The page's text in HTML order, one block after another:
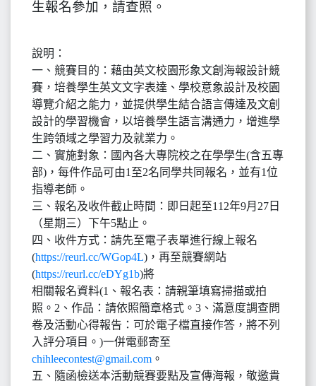
生報名參加，請查照。
說明：
一、競賽目的：藉由英文校園形象文創海報設計競
賽，培養學生英文文字表達、學校意象設計及校園
導覽介紹之能力，並提供學生結合語言傳達及文創
設計的學習機會，以培養學生語言溝通力，增進學
生跨領域之學習力及就業力。
二、實施對象：國內各大專院校之在學學生(含五專
部)，每件作品可由1至2名同學共同報名，並有1位
指導老師。
三、報名及收件截止時間：即日起至112年9月27日
（星期三）下午5點止。
四、收件方式：請先至電子表單進行線上報名
(https://reurl.cc/WGop4L)，再至競賽網站
(https://reurl.cc/eDYg1b)將
相關報名資料(1、報名表：請親筆填寫掃描或拍
照。2、作品：請依照簡章格式。3、滿意度調查問
卷及活動心得報告：可於電子檔直接作答，將不列
入評分項目。)一併電郵寄至
chihleecontest@gmail.com 。
五、隨函檢送本活動競賽要點及宣傳海報，敬邀貴